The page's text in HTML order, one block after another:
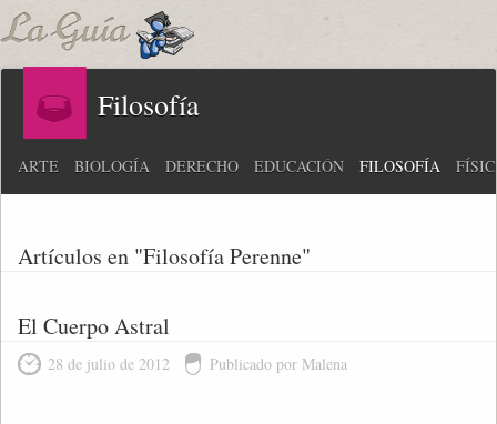
Filosofía
ARTE BIOLOGÍA DERECHO EDUCACIÓN FILOSOFÍA
Artículos en "Filosofía Perenne"
El Cuerpo Astral
28 de julio de 2012 Publicado por Malena